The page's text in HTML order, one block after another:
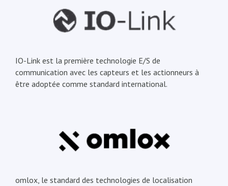
IO-Link est la première technologie E/S de
communication avec les capteurs et les actionneurs à
être adoptée comme standard international.
omlox, le standard des technologies de localisation